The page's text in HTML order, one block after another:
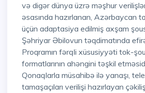
və digər dünya üzrə məşhur
əsasında hazırlanan, Azərbaycan
üçün adaptasiya edilmiş axşam
Şəhriyar Əbilovun təqdimatında
Proqramın fərqli xüsusiyyəti tok-
formatlarının ahəngini təşkil
Qonaqlarla müsahibə ilə yanaşı,
tamaşaçıları verilişi hazırlayan